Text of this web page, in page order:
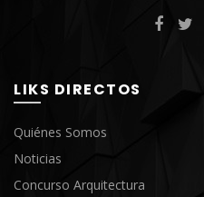
LIKS DIRECTOS
Quiénes Somos
Noticias
Concurso Arquitectura